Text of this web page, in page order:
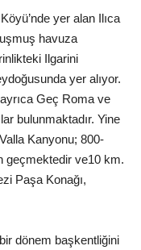
yer alan Ilıca
havuza
Ilgarini
yer alıyor.
Geç Roma ve
bulunmaktadır. Yine
Kanyonu; 800-
geçmektedir ve10 km.
Paşa Konağı,
dönem başkentliğini